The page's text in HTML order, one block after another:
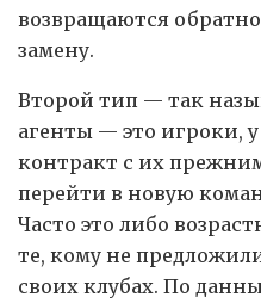
возвращаются
замену.
Второй тип — так
агенты — это игроки,
контракт с их
перейти в новую
Часто это либо
те, кому не
своих клубах. По